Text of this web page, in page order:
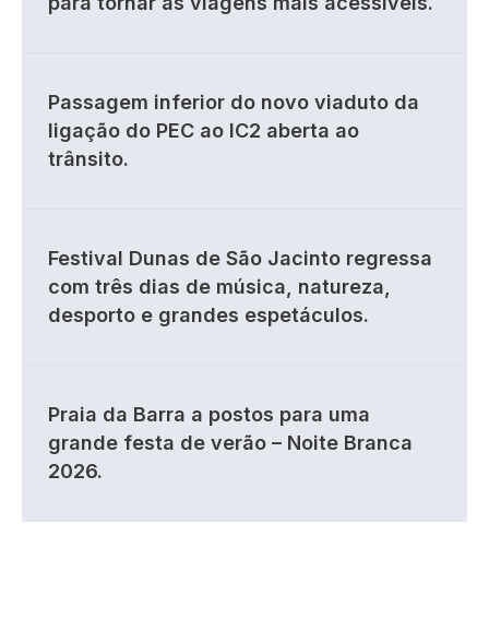
Passagem inferior do novo viaduto da
ligação do PEC ao IC2 aberta ao
trânsito.
Festival Dunas de São Jacinto regressa
com três dias de música, natureza,
desporto e grandes espetáculos.
Praia da Barra a postos para uma
grande festa de verão – Noite Branca
2026.